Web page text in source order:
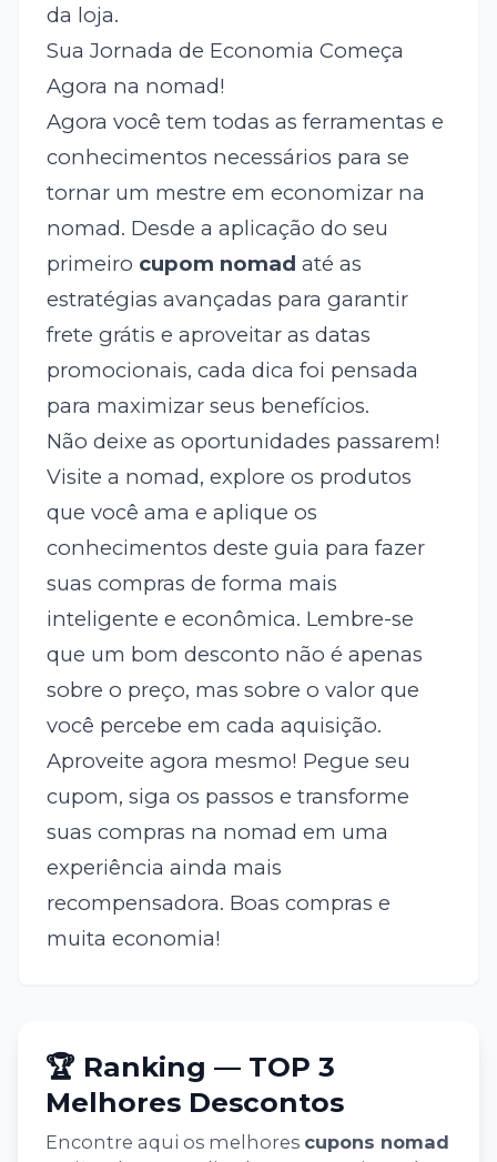
da loja.
Sua Jornada de Economia Começa
Agora na nomad!
Agora você tem todas as ferramentas e
conhecimentos necessários para se
tornar um mestre em economizar na
nomad. Desde a aplicação do seu
primeiro cupom nomad até as
estratégias avançadas para garantir
frete grátis e aproveitar as datas
promocionais, cada dica foi pensada
para maximizar seus benefícios.
Não deixe as oportunidades passarem!
Visite a nomad, explore os produtos
que você ama e aplique os
conhecimentos deste guia para fazer
suas compras de forma mais
inteligente e econômica. Lembre-se
que um bom desconto não é apenas
sobre o preço, mas sobre o valor que
você percebe em cada aquisição.
Aproveite agora mesmo! Pegue seu
cupom, siga os passos e transforme
suas compras na nomad em uma
experiência ainda mais
recompensadora. Boas compras e
muita economia!
🏆 Ranking — TOP 3
Melhores Descontos
Encontre aqui os melhores cupons nomad